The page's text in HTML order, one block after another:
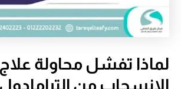
لماذا تفشل محاولة
الانسحاب من